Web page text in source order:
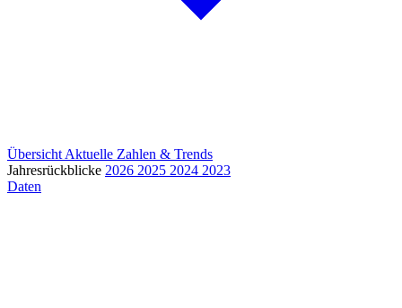
Übersicht Aktuelle Zahlen & Trends
Jahresrückblicke 2026 2025 2024 2023
Daten